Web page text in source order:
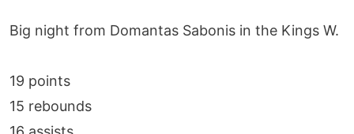
Big night from Domantas Sabonis in the Kings W.
19 points
15 rebounds